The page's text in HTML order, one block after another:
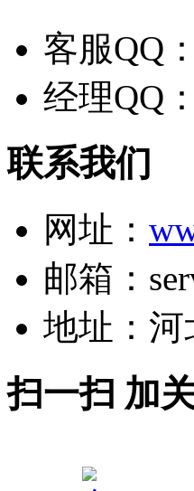
客服QQ：
经理QQ：
联系我们
网址：
邮箱：
地址：河
扫一扫 加